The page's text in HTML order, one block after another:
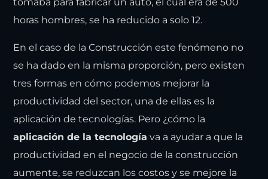
horas hombres, se ha reducido a solo 12.
En el caso de la Construcción este fenómeno no
se ha dado en la misma proporción, pero existen
tres formas en cómo podemos mejorar la
productividad del sector, una de ellas es la
aplicación de tecnologías. Pero ¿cómo la
aplicación de la tecnología va a ayudar a que la
productividad en el negocio de la construcción
aumente, se reduzcan los costos y se mejore la